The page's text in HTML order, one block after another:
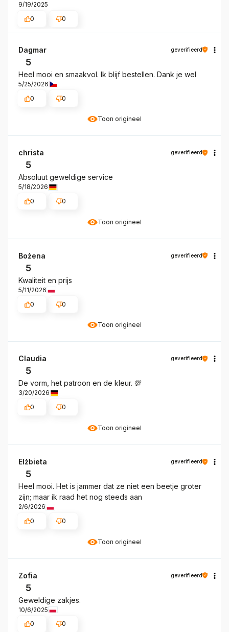
9/19/2025
0
0
Toon origineel
Dagmar geverifieerd
5
Heel mooi en smaakvol. Ik blijf bestellen. Dank je wel
5/25/2026
0
0
Toon origineel
christa geverifieerd
5
Absoluut geweldige service
5/18/2026
0
0
Toon origineel
Bożena geverifieerd
5
Kwaliteit en prijs
5/11/2026
0
0
Toon origineel
Claudia geverifieerd
5
De vorm, het patroon en de kleur. 💯
3/20/2026
0
0
Toon origineel
Elżbieta geverifieerd
5
Heel mooi. Het is jammer dat ze niet een beetje groter
zijn; maar ik raad het nog steeds aan
2/6/2026
0
0
Zofia geverifieerd
5
Geweldige zakjes.
10/6/2025
0
0